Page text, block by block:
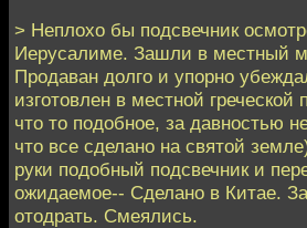
> Неплохо бы подсвечник
Иерусалиме. Зашли в местный
Продаван долго и упорно
изготовлен в местной
что то подобное, за давностью
что все сделано на святой
руки подобный подсвечник и
ожидаемое-- Сделано в Китае.
отодрать. Смеялись.